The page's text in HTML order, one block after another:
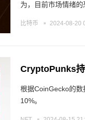
为，目前市场情绪
比特币 2024-08-20
CryptoPunks
根据CoinGecko的
10%。